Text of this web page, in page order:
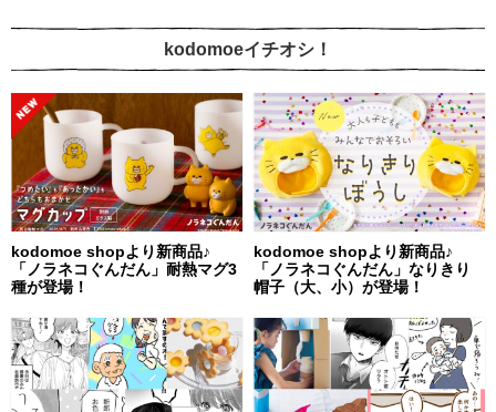
kodomoeイチオシ！
kodomoe shopより新商品♪
「ノラネコぐんだん」耐熱マグ3
種が登場！
kodomoe shopより新商品♪
「ノラネコぐんだん」なりきり
帽子（大、小）が登場！